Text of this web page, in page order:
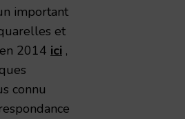
important
et
2014 ici ,
connu